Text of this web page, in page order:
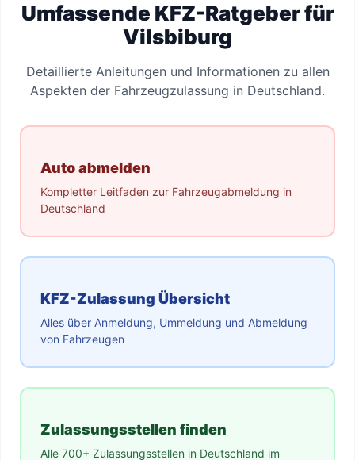
Umfassende KFZ-Ratgeber für
Vilsbiburg
Detaillierte Anleitungen und Informationen zu allen
Aspekten der Fahrzeugzulassung in Deutschland.
Auto abmelden
Kompletter Leitfaden zur Fahrzeugabmeldung in
Deutschland
KFZ-Zulassung Übersicht
Alles über Anmeldung, Ummeldung und Abmeldung
von Fahrzeugen
Zulassungsstellen finden
Alle 700+ Zulassungsstellen in Deutschland im